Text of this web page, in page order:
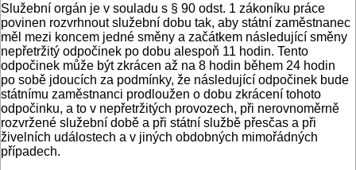
Služební orgán je v souladu s § 90 odst. 1 zákoníku práce
povinen rozvrhnout služební dobu tak, aby státní zaměstnanec
měl mezi koncem jedné směny a začátkem následující směny
nepřetržitý odpočinek po dobu alespoň 11 hodin. Tento
odpočinek může být zkrácen až na 8 hodin během 24 hodin
po sobě jdoucích za podmínky, že následující odpočinek bude
státnímu zaměstnanci prodloužen o dobu zkrácení tohoto
odpočinku, a to v nepřetržitých provozech, při nerovnoměrně
rozvržené služební době a při státní službě přesčas a při
živelních událostech a v jiných obdobných mimořádných
případech.